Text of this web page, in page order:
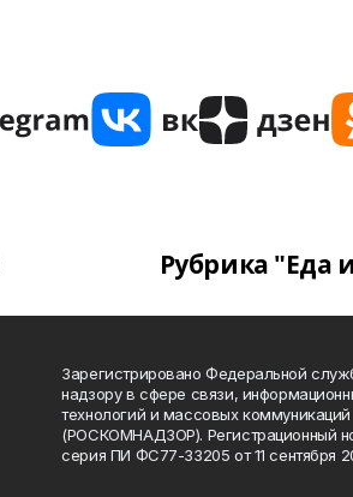
Рубрика "Еда
Зарегистрировано Федеральной
надзору в сфере связи,
технологий и массовых коммуникаций
(РОСКОМНАДЗОР). Регистрационный
серия ПИ ФС77-33205 от 11 сентября